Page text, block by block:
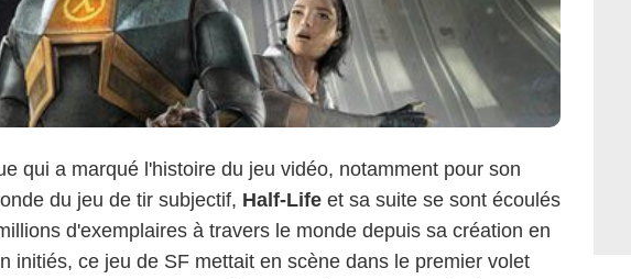
qui a marqué l'histoire du jeu vidéo, notamment pour son
du jeu de tir subjectif, Half-Life et sa suite se sont écoulés
d'exemplaires à travers le monde depuis sa création en
initiés, ce jeu de SF mettait en scène dans le premier volet